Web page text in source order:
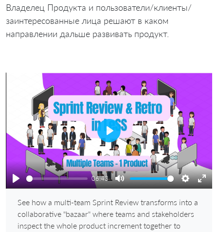
Владелец Продукта и пользователи/клиенты/
заинтересованные лица решают в каком
направлении дальше развивать продукт.
Play
06:43
Mute Settings
Play
See how a multi-team Sprint Review transforms into a
collaborative "bazaar" where teams and stakeholders
inspect the whole product increment together to